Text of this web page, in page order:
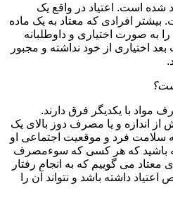
شده است. اعتیاد در واقع یک
افرادی که معتاد به یک ماده
را به صورت اختیاری و داوطلبانه
بعد اختیاری از خود نداشته و مجبور
مواد با یکدیگر فرق دارند.
و یا مصرف دوز بالای یک
سلامت فرد و موقعیت اجتماعی او
باشید که هر کسی که سوءمصرف
معتاد می گوییم که به انجام رفتار
داشته باشد و نتواند آن را